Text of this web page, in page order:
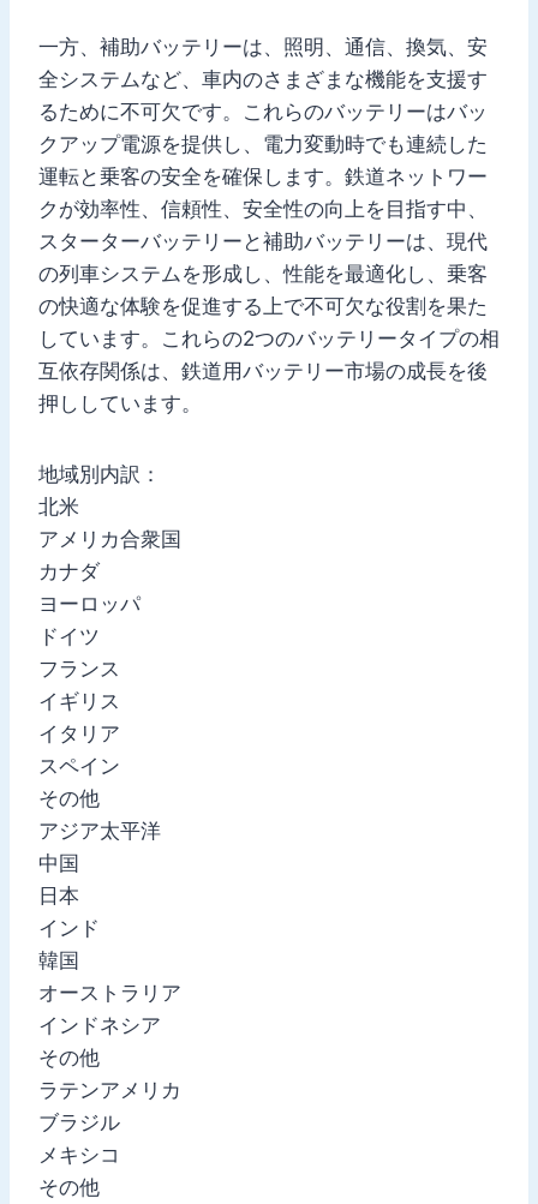
一方、補助バッテリーは、照明、通信、換気、安
全システムなど、車内のさまざまな機能を支援す
るために不可欠です。これらのバッテリーはバッ
クアップ電源を提供し、電力変動時でも連続した
運転と乗客の安全を確保します。鉄道ネットワー
クが効率性、信頼性、安全性の向上を目指す中、
スターターバッテリーと補助バッテリーは、現代
の列車システムを形成し、性能を最適化し、乗客
の快適な体験を促進する上で不可欠な役割を果た
しています。これらの2つのバッテリータイプの相
互依存関係は、鉄道用バッテリー市場の成長を後
押ししています。
地域別内訳：
北米
アメリカ合衆国
カナダ
ヨーロッパ
ドイツ
フランス
イギリス
イタリア
スペイン
その他
アジア太平洋
中国
日本
インド
韓国
オーストラリア
インドネシア
その他
ラテンアメリカ
ブラジル
メキシコ
その他